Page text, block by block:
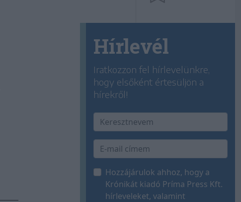
Hírlevél
Iratkozzon fel hírlevelünkre,
hogy elsőként értesüljön a
hírekről!
Hozzájárulok ahhoz, hogy a
Krónikát kiadó Príma Press Kft.
hírleveleket, valamint